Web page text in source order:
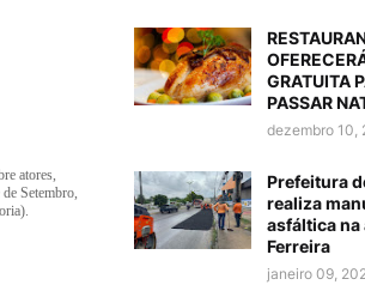
atores,
Setembro,
GRATUITA
PASSAR
dezembro 10,
Prefeitura
realiza
asfáltica na
Ferreira
janeiro 09,